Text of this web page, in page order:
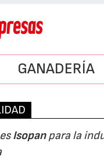
GANADERÍA
Isopanpara la